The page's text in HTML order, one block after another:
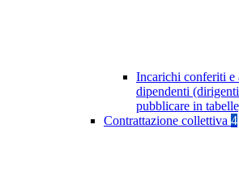
Incarichi conferiti e
dipendenti
pubblicare in
Contrattazione collettiva 4